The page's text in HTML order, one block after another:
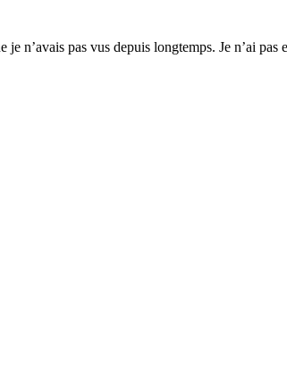
n’avais pas vus depuis longtemps. Je n’ai pas